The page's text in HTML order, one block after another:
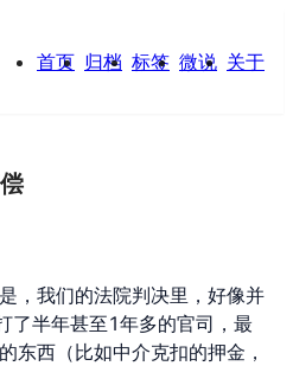
首页 归档 标签 微说 关于
，我们的法院判决里，好像并
了半年甚至1年多的官司，最
东西（比如中介克扣的押金，